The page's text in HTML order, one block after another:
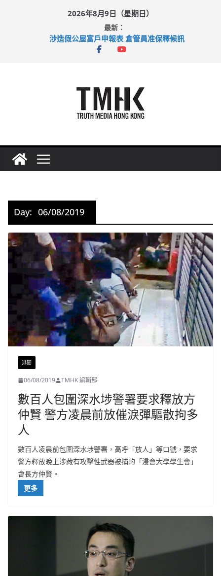
2026年8月9日（星期日）
最新：
涉造假公屋富戶申報表 倉管員准保釋候訊
Day: 06/08/2019
港聞
06/08/2019 TMHK 編輯部
數百人包圍深水埗警署要求釋放方
仲賢 警方凌晨前放催淚彈驅散拘多
人
數百人凌晨前包圍深水埗警署，高呼「放人」等口號，要求
警方釋放晚上涉藏有攻擊性武器被捕的「浸會大學學生會」
會長方仲賢。
更多